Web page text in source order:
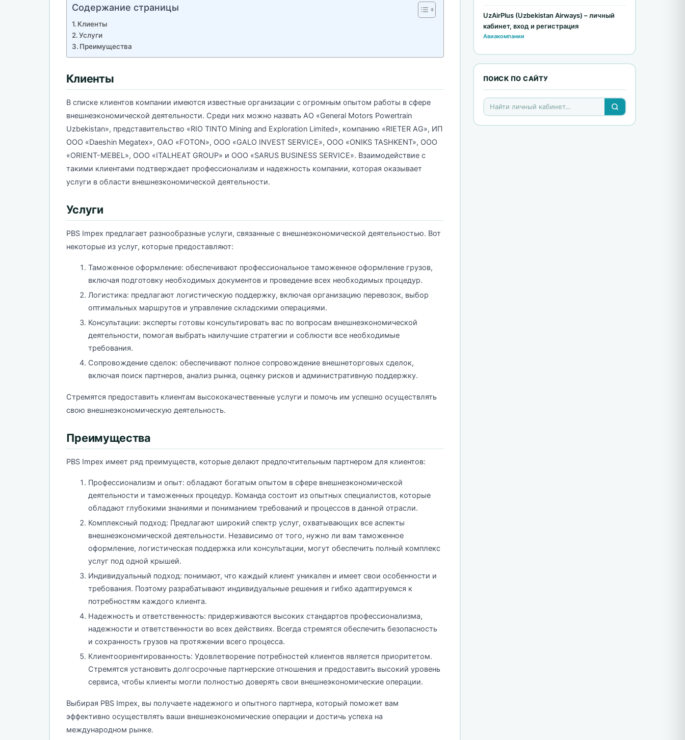
Содержание страницы
Клиенты
Услуги
Преимущества
Клиенты
В списке клиентов компании имеются известные организации с огромным опытом работы в сфере
внешнеэкономической деятельности. Среди них можно назвать АО «General Motors Powertrain
Uzbekistan», представительство «RIO TINTO Mining and Exploration Limited», компанию «RIETER AG», ИП
ООО «Daeshin Megatex», ОАО «FOTON», OOO «GALO INVEST SERVICE», OOO «ONIKS TASHKENT», OOO
«ORIENT-MEBEL», ООО «ITALHEAT GROUP» и OOO «SARUS BUSINESS SERVICE». Взаимодействие с
такими клиентами подтверждает профессионализм и надежность компании, которая оказывает
услуги в области внешнеэкономической деятельности.
Услуги
PBS Impex предлагает разнообразные услуги, связанные с внешнеэкономической деятельностью. Вот
некоторые из услуг, которые предоставляют:
Таможенное оформление: обеспечивают профессиональное таможенное оформление грузов,
включая подготовку необходимых документов и проведение всех необходимых процедур.
Логистика: предлагают логистическую поддержку, включая организацию перевозок, выбор
оптимальных маршрутов и управление складскими операциями.
Консультации: эксперты готовы консультировать вас по вопросам внешнеэкономической
деятельности, помогая выбрать наилучшие стратегии и соблюсти все необходимые
требования.
Сопровождение сделок: обеспечивают полное сопровождение внешнеторговых сделок,
включая поиск партнеров, анализ рынка, оценку рисков и административную поддержку.
Стремятся предоставить клиентам высококачественные услуги и помочь им успешно осуществлять
свою внешнеэкономическую деятельность.
Преимущества
PBS Impex имеет ряд преимуществ, которые делают предпочтительным партнером для клиентов:
Профессионализм и опыт: обладают богатым опытом в сфере внешнеэкономической
деятельности и таможенных процедур. Команда состоит из опытных специалистов, которые
обладают глубокими знаниями и пониманием требований и процессов в данной отрасли.
Комплексный подход: Предлагают широкий спектр услуг, охватывающих все аспекты
внешнеэкономической деятельности. Независимо от того, нужно ли вам таможенное
оформление, логистическая поддержка или консультации, могут обеспечить полный комплекс
услуг под одной крышей.
Индивидуальный подход: понимают, что каждый клиент уникален и имеет свои особенности и
требования. Поэтому разрабатывают индивидуальные решения и гибко адаптируемся к
потребностям каждого клиента.
Надежность и ответственность: придерживаются высоких стандартов профессионализма,
надежности и ответственности во всех действиях. Всегда стремятся обеспечить безопасность
и сохранность грузов на протяжении всего процесса.
Клиентоориентированность: Удовлетворение потребностей клиентов является приоритетом.
Стремятся установить долгосрочные партнерские отношения и предоставить высокий уровень
сервиса, чтобы клиенты могли полностью доверять свои внешнеэкономические операции.
Выбирая PBS Impex, вы получаете надежного и опытного партнера, который поможет вам
эффективно осуществлять ваши внешнеэкономические операции и достичь успеха на
международном рынке.
UzAirPlus (Uzbekistan Airways) – личный
кабинет, вход и регистрация
Авиакомпании
ПОИСК ПО САЙТУ